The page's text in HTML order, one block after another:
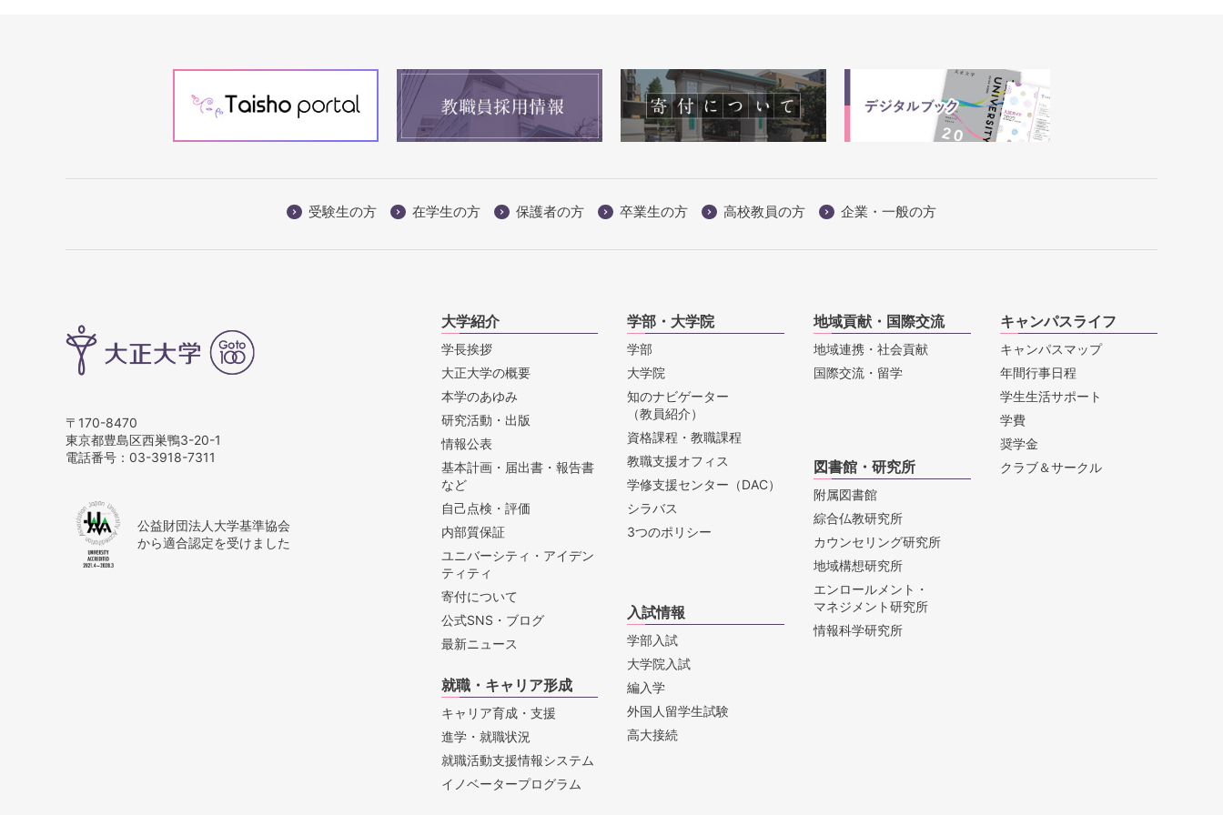
受験生の方 在学生の方 保護者の方 卒業生の方 高校教員の方 企業・一般の方
〒170-8470
東京都豊島区西巣鴨3-20-1
電話番号： 03-3918-7311
公益財団法人大学基準協会
から適合認定を受けました
大学紹介
学長挨拶
大正大学の概要
本学のあゆみ
研究活動・出版
情報公表
基本計画・届出書・報告書
など
自己点検・評価
内部質保証
ユニバーシティ・アイデン
ティティ
寄付について
公式SNS・ブログ
最新ニュース
学部・大学院
学部
大学院
知のナビゲーター
（教員紹介）
資格課程・教職課程
教職支援オフィス
学修支援センター（DAC）
シラバス
3つのポリシー
地域貢献・国際交流
地域連携・社会貢献
国際交流・留学
キャンパスライフ
キャンパスマップ
年間行事日程
学生生活サポート
学費
奨学金
クラブ＆サークル
就職・キャリア形成
キャリア育成・支援
進学・就職状況
就職活動支援情報システム
イノベータープログラム
入試情報
学部入試
大学院入試
編入学
外国人留学生試験
高大接続
図書館・研究所
附属図書館
綜合仏教研究所
カウンセリング研究所
地域構想研究所
エンロールメント・
マネジメント研究所
情報科学研究所